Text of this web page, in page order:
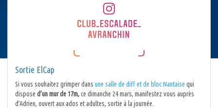
Sortie ElCap
Si vous souhaitez grimper dans une salle de diff et de bloc Nantaise qui
dispose d’un mur de 17m,ce dimanche 24 mars, manifestez vous auprès
d’Adrien, ouvert aux ados et adultes, sortie à la journée.